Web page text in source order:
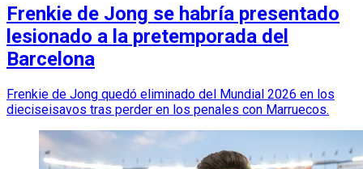
Frenkie de Jong se habría presentado
lesionado a la pretemporada del
Barcelona
Frenkie de Jong quedó eliminado del Mundial 2026 en los
dieciseisavos tras perder en los penales con Marruecos.